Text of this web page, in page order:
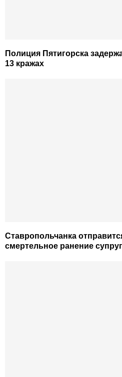
Полиция Пятигорска
13 кражах
Ставропольчанка
смертельное ранение